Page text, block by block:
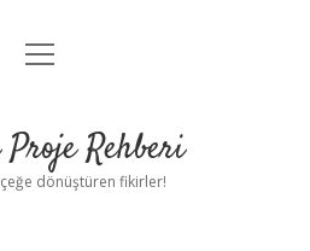
Anasayfa
Uyarı
menüyü
Proje Rehberi
dönüştüren fikirler!